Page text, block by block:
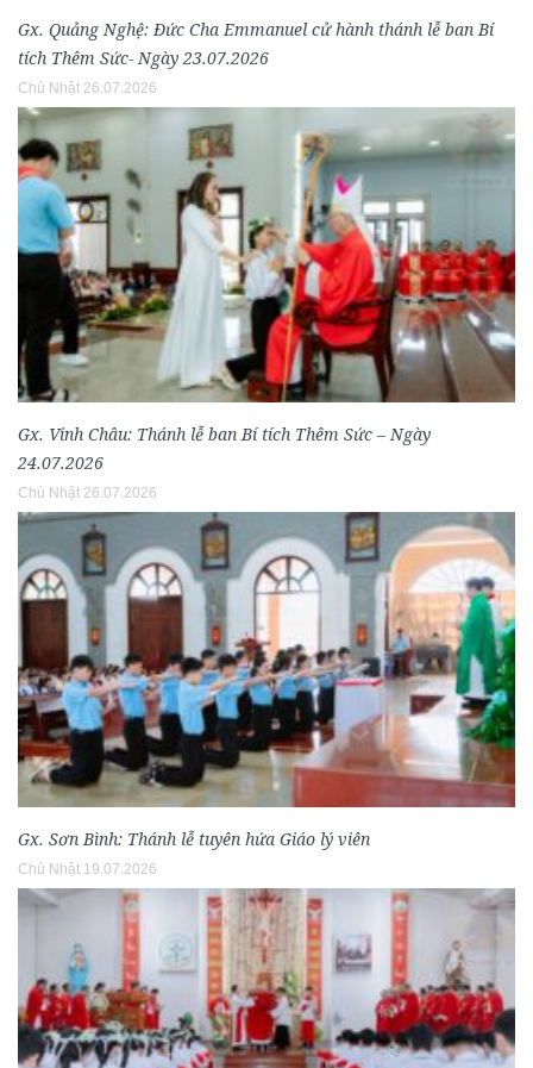
Gx. Quảng Nghệ: Đức Cha Emmanuel cử hành thánh lễ ban Bí
tích Thêm Sức- Ngày 23.07.2026
Chủ Nhật 26.07.2026
Gx. Vinh Châu: Thánh lễ ban Bí tích Thêm Sức – Ngày
24.07.2026
Chủ Nhật 26.07.2026
Gx. Sơn Bình: Thánh lễ tuyên hứa Giáo lý viên
Chủ Nhật 19.07.2026